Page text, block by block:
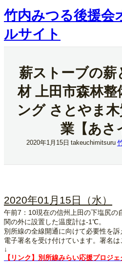
内
容
ス
キ
竹内みつる後援会
ルサイト
薪ストーブの薪
材 上田市森林
ング さとやま
業【あさ
2020年1月15日 takeuchimitsuru
2020年01月15日（水）
午前7：10現在の信州上田の下塩尻の
関の外に設置した温度計は-1℃。
別所線の全線開通に向けて必要性を訴
電子署名を受け付けています。署名は
↓
【リンク】別所線みらい応援プロジェ